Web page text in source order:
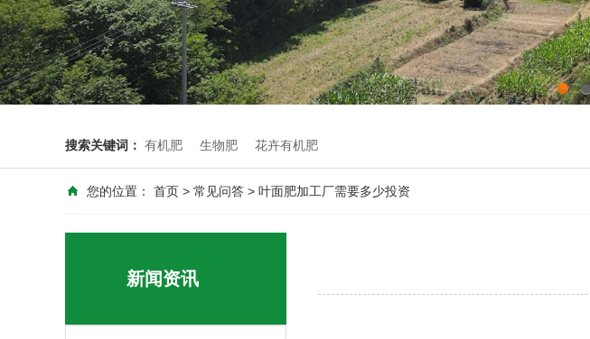
1 2
搜索关键词： 有机肥 生物肥 花卉有机肥
您的位置： 首页 > 常见问答 > 叶面肥加工厂需要多少投资
新闻资讯